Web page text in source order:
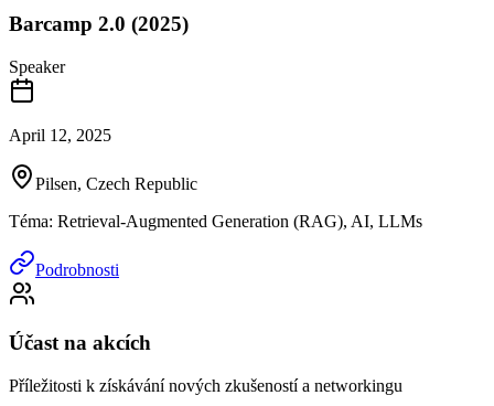
Barcamp 2.0 (2025)
Speaker
April 12, 2025
Pilsen, Czech Republic
Téma: Retrieval-Augmented Generation (RAG), AI, LLMs
Podrobnosti
Účast na akcích
Příležitosti k získávání nových zkušeností a networkingu